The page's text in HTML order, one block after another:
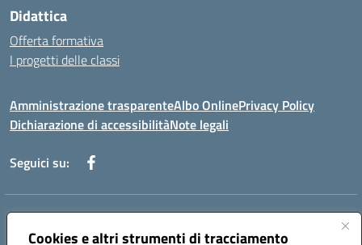
Cookies e altri strumenti di tracciamento
Didattica
Offerta formativa
I progetti delle classi
Amministrazione trasparenteAlbo OnlinePrivacy Policy
Dichiarazione di accessibilitàNote legali
Seguici su:
Indirizzo:
Centralino:+39 0965 78 12 60 Email:rcic841003@istruzione.it